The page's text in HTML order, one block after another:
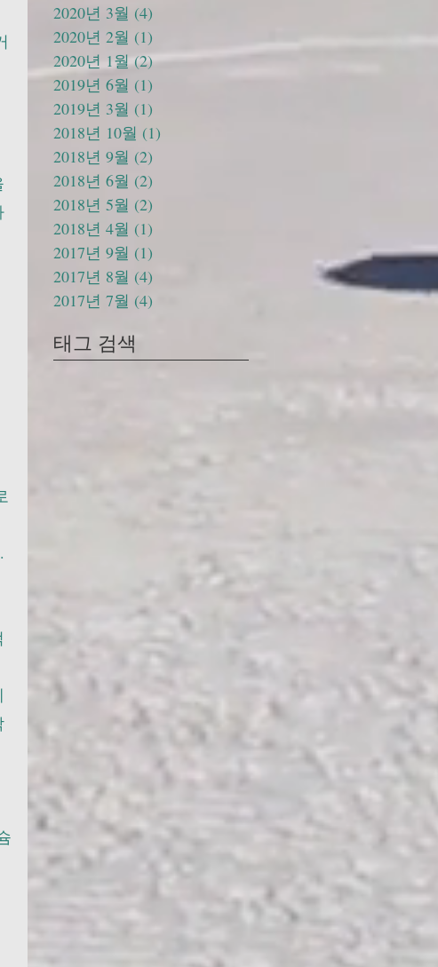
2020년 3월 (4)
2020년 2월 (1)
2020년 1월 (2)게시물 2개
2019년 6월 (1)
2019년 3월 (1)
2018년 10월 (1)
2018년 9월 (2)
2018년 6월 (2)
2018년 5월 (2)
2018년 4월 (1)
2017년 9월 (1)
2017년 8월 (4)
2017년 7월 (4)
태그 검색